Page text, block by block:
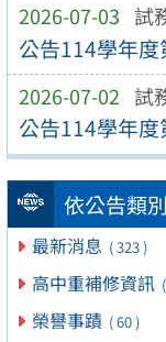
2026-07-03 試
公告114學年
2026-07-02 試
公告114學年
依公告類
最新消息 ( 323 )
高中重補修資訊
榮譽事蹟 ( 60 )